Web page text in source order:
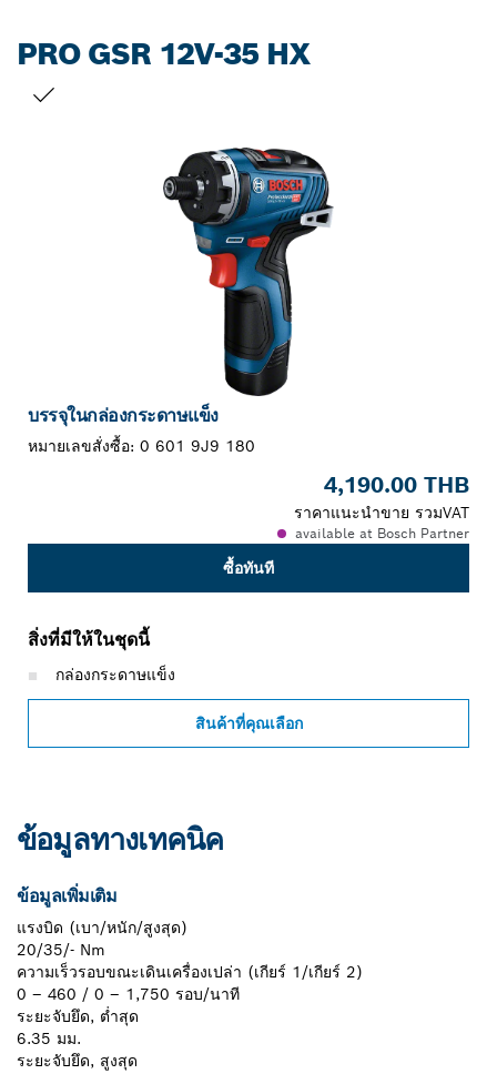
PRO GSR 12V-35 HX
บรรจุในกล่องกระดาษแข็ง
หมายเลขสั่งซื้อ: 0 601 9J9 180
4,190.00 THB
ราคาแนะนำขาย รวมVAT
available at Bosch Partner
ซื้อทันที
สิ่งที่มีให้ในชุดนี้
กล่องกระดาษแข็ง
สินค้าที่คุณเลือก
ข้อมูลทางเทคนิค
ข้อมูลเพิ่มเติม
แรงบิด (เบา/หนัก/สูงสุด)
20/35/- Nm
ความเร็วรอบขณะเดินเครื่องเปล่า (เกียร์ 1/เกียร์ 2)
0 – 460 / 0 – 1,750 รอบ/นาที
ระยะจับยึด, ต่ำสุด
6.35 มม.
ระยะจับยึด, สูงสุด